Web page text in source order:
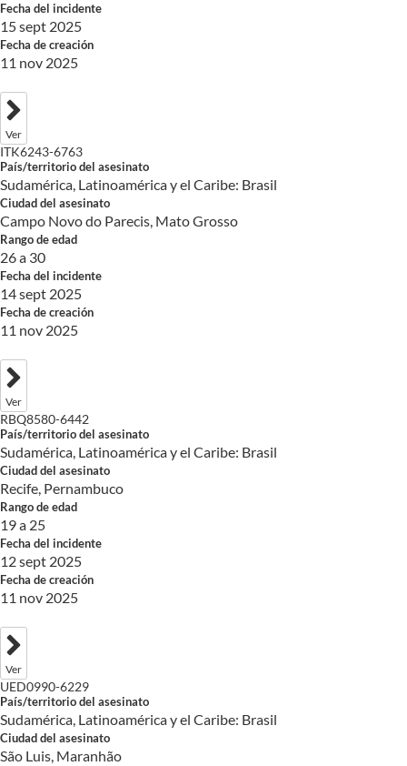
Fecha del incidente
15 sept 2025
Fecha de creación
11 nov 2025
Ver
ITK6243-6763
País/territorio del asesinato
Sudamérica, Latinoamérica y el Caribe: Brasil
Ciudad del asesinato
Campo Novo do Parecis, Mato Grosso
Rango de edad
26 a 30
Fecha del incidente
14 sept 2025
Fecha de creación
11 nov 2025
Ver
RBQ8580-6442
País/territorio del asesinato
Sudamérica, Latinoamérica y el Caribe: Brasil
Ciudad del asesinato
Recife, Pernambuco
Rango de edad
19 a 25
Fecha del incidente
12 sept 2025
Fecha de creación
11 nov 2025
Ver
UED0990-6229
País/territorio del asesinato
Sudamérica, Latinoamérica y el Caribe: Brasil
Ciudad del asesinato
São Luis, Maranhão